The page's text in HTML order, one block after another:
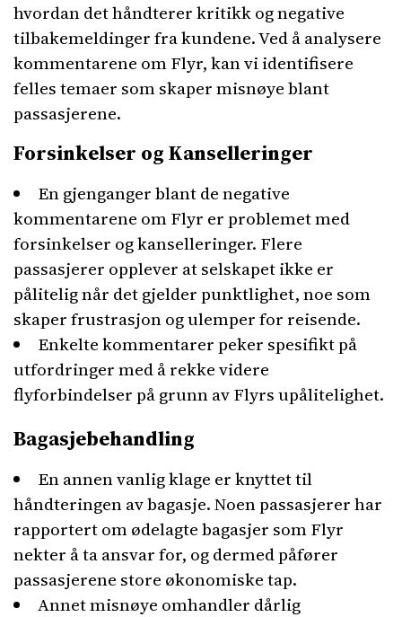
hvordan det håndterer kritikk og negative
tilbakemeldinger fra kundene. Ved å analysere
kommentarene om Flyr, kan vi identifisere
felles temaer som skaper misnøye blant
passasjerene.
Forsinkelser og Kanselleringer
En gjenganger blant de negative
kommentarene om Flyr er problemet med
forsinkelser og kanselleringer. Flere
passasjerer opplever at selskapet ikke er
pålitelig når det gjelder punktlighet, noe som
skaper frustrasjon og ulemper for reisende.
Enkelte kommentarer peker spesifikt på
utfordringer med å rekke videre
flyforbindelser på grunn av Flyrs upålitelighet.
Bagasjebehandling
En annen vanlig klage er knyttet til
håndteringen av bagasje. Noen passasjerer har
rapportert om ødelagte bagasjer som Flyr
nekter å ta ansvar for, og dermed påfører
passasjerene store økonomiske tap.
Annet misnøye omhandler dårlig